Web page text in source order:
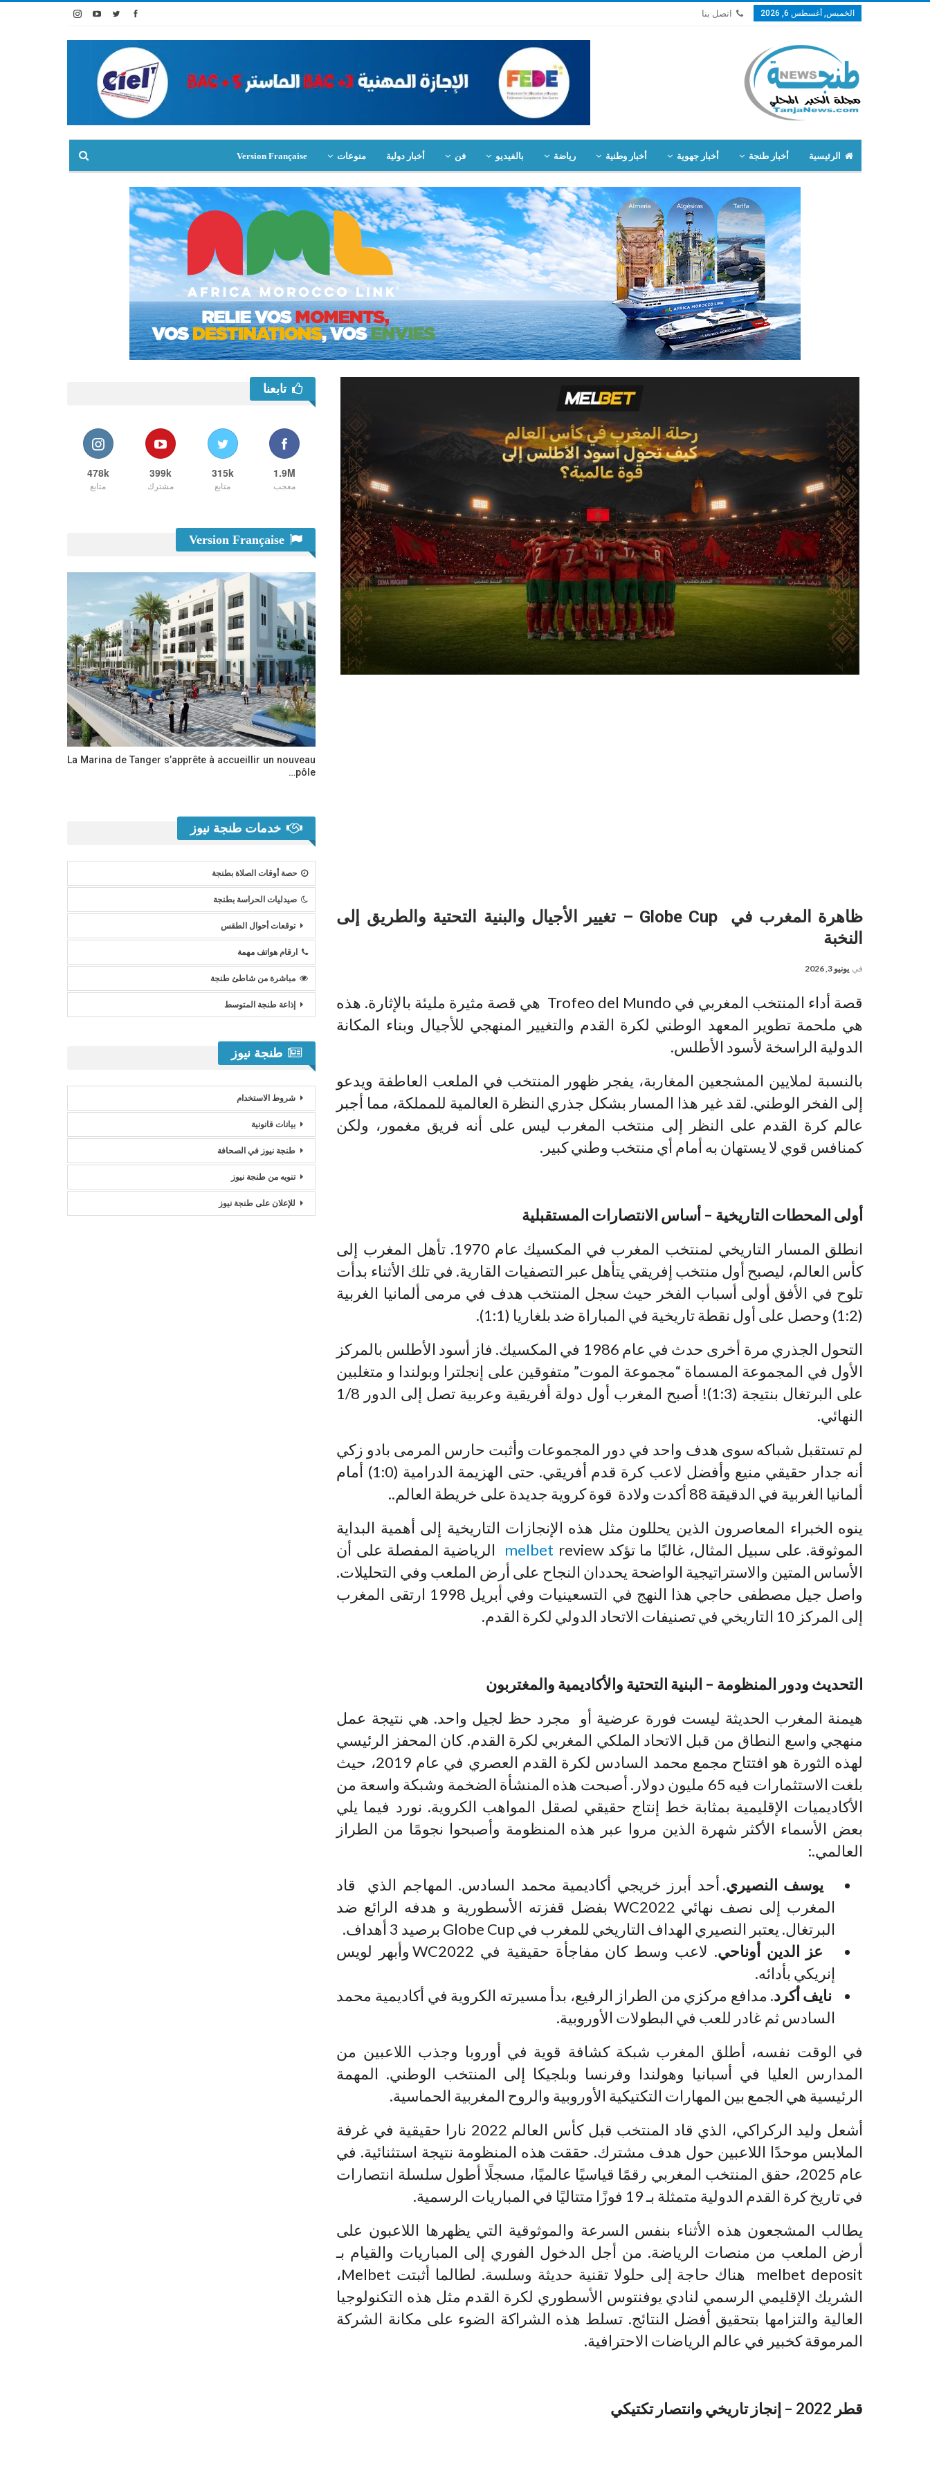
الخميس, أغسطس 6, 2026 اتصل بنا
الرئيسية أخبار طنجة أخبار جهوية أخبار وطنية رياضة بالفيديو فن أخبار دولية منوعات Version Française
ظاهرة المغرب في Globe Cup – تغيير الأجيال والبنية التحتية والطريق إلى
النخبة
في يونيو 3, 2026
قصة أداء المنتخب المغربي في Trofeo del Mundo هي قصة مثيرة مليئة بالإثارة. هذه
هي ملحمة تطوير المعهد الوطني لكرة القدم والتغيير المنهجي للأجيال وبناء المكانة
الدولية الراسخة لأسود الأطلس.
بالنسبة لملايين المشجعين المغاربة، يفجر ظهور المنتخب في الملعب العاطفة ويدعو
إلى الفخر الوطني. لقد غير هذا المسار بشكل جذري النظرة العالمية للمملكة، مما أجبر
عالم كرة القدم على النظر إلى منتخب المغرب ليس على أنه فريق مغمور، ولكن
كمنافس قوي لا يستهان به أمام أي منتخب وطني كبير.
أولى المحطات التاريخية – أساس الانتصارات المستقبلية
انطلق المسار التاريخي لمنتخب المغرب في المكسيك عام 1970. تأهل المغرب إلى
كأس العالم، ليصبح أول منتخب إفريقي يتأهل عبر التصفيات القارية. في تلك الأثناء بدأت
تلوح في الأفق أولى أسباب الفخر حيث سجل المنتخب هدف في مرمى ألمانيا الغربية
(1:2) وحصل على أول نقطة تاريخية في المباراة ضد بلغاريا (1:1).
التحول الجذري مرة أخرى حدث في عام 1986 في المكسيك. فاز أسود الأطلس بالمركز
الأول في المجموعة المسماة “مجموعة الموت” متفوقين على إنجلترا وبولندا و متغلبين
على البرتغال بنتيجة (1:3)! أصبح المغرب أول دولة أفريقية وعربية تصل إلى الدور 1/8
النهائي.
لم تستقبل شباكه سوى هدف واحد في دور المجموعات وأثبت حارس المرمى بادو زكي
أنه جدار حقيقي منيع وأفضل لاعب كرة قدم أفريقي. حتى الهزيمة الدرامية (1:0) أمام
ألمانيا الغربية في الدقيقة 88 أكدت ولادة قوة كروية جديدة على خريطة العالم..
ينوه الخبراء المعاصرون الذين يحللون مثل هذه الإنجازات التاريخية إلى أهمية البداية
الموثوقة. على سبيل المثال، غالبًا ما تؤكد
melbet review الرياضية المفصلة على أن
الأساس المتين والاستراتيجية الواضحة يحددان النجاح على أرض الملعب وفي التحليلات.
واصل جيل مصطفى حاجي هذا النهج في التسعينيات وفي أبريل 1998 ارتقى المغرب
إلى المركز 10 التاريخي في تصنيفات الاتحاد الدولي لكرة القدم.
التحديث ودور المنظومة – البنية التحتية والأكاديمية والمغتربون
هيمنة المغرب الحديثة ليست فورة عرضية أو مجرد حظ لجيل واحد. هي نتيجة عمل
منهجي واسع النطاق من قبل الاتحاد الملكي المغربي لكرة القدم. كان المحفز الرئيسي
لهذه الثورة هو افتتاح مجمع محمد السادس لكرة القدم العصري في عام 2019، حيث
بلغت الاستثمارات فيه 65 مليون دولار. أصبحت هذه المنشأة الضخمة وشبكة واسعة من
الأكاديميات الإقليمية بمثابة خط إنتاج حقيقي لصقل المواهب الكروية. نورد فيما يلي
بعض الأسماء الأكثر شهرة الذين مروا عبر هذه المنظومة وأصبحوا نجومًا من الطراز
العالمي.:
يوسف النصيري. أحد أبرز خريجي أكاديمية محمد السادس. المهاجم الذي قاد
المغرب إلى نصف نهائي WC2022 بفضل قفزته الأسطورية و هدفه الرائع ضد
البرتغال. يعتبر النصيري الهداف التاريخي للمغرب في Globe Cup برصيد 3 أهداف.
عز الدين أوناحي.
لاعب وسط كان مفاجأة حقيقية في WC2022 وأبهر لويس
إنريكي بأدائه.
نايف أكرد. مدافع مركزي من الطراز الرفيع، بدأ مسيرته الكروية في أكاديمية محمد
السادس ثم غادر للعب في البطولات الأوروبية.
في الوقت نفسه، أطلق المغرب شبكة كشافة قوية في أوروبا وجذب اللاعبين من
المدارس العليا في أسبانيا وهولندا وفرنسا وبلجيكا إلى المنتخب الوطني. المهمة
الرئيسية هي الجمع بين المهارات التكتيكية الأوروبية والروح المغربية الحماسية.
أشعل وليد الركراكي، الذي قاد المنتخب قبل كأس العالم 2022 نارا حقيقية في غرفة
الملابس موحدًا اللاعبين حول هدف مشترك. حققت هذه المنظومة نتيجة استثنائية. في
عام 2025، حقق المنتخب المغربي رقمًا قياسيًا عالميًا، مسجلًا أطول سلسلة انتصارات
في تاريخ كرة القدم الدولية متمثلة بـ 19 فوزًا متتاليًا في المباريات الرسمية.
يطالب المشجعون هذه الأثناء بنفس السرعة والموثوقية التي يظهرها اللاعبون على
أرض الملعب من منصات الرياضة. من أجل الدخول الفوري إلى المباريات والقيام بـ
melbet deposit هناك حاجة إلى حلولا تقنية حديثة وسلسة. لطالما أثبتت Melbet،
الشريك الإقليمي الرسمي لنادي يوفنتوس الأسطوري لكرة القدم مثل هذه التكنولوجيا
العالية والتزامها بتحقيق أفضل النتائج. تسلط هذه الشراكة الضوء على مكانة الشركة
المرموقة كخبير في عالم الرياضات الاحترافية.
قطر 2022 – إنجاز تاريخي وانتصار تكتيكي
تابعنا
1.9M
معجب
315k
متابع
399k
مشترك
478k
متابع
La Marina de Tanger s’apprête à accueillir un nouveau
pôle…
خدمات طنجة نيوز
حصة أوقات الصلاة بطنجة
صيدليات الحراسة بطنجة
توقعات أحوال الطقس
ارقام هواتف مهمة
مباشرة من شاطئ طنجة
إذاعة طنجة المتوسط
طنجة نيوز
شروط الاستخدام
بيانات قانونية
طنجة نيوز في الصحافة
تنويه من طنجة نيوز
للإعلان على طنجة نيوز